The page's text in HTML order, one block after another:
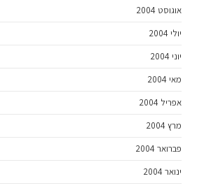
אוגוסט 2004
יולי 2004
יוני 2004
מאי 2004
אפריל 2004
מרץ 2004
פברואר 2004
ינואר 2004